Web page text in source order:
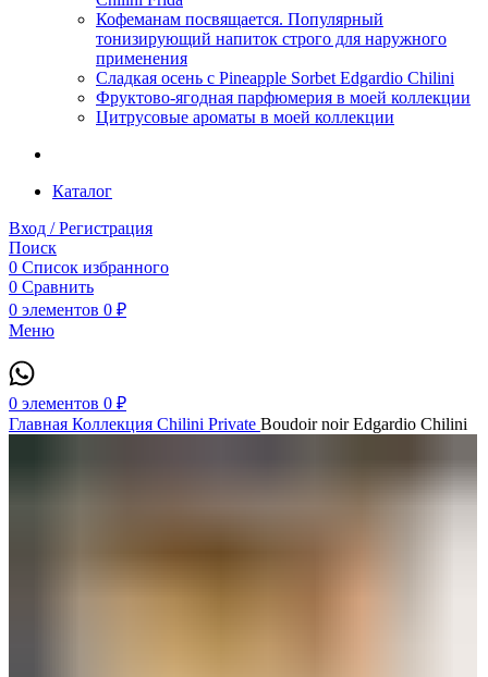
Кофеманам посвящается. Популярный
тонизирующий напиток строго для наружного
применения
Сладкая осень с Pineapple Sorbet Edgardio Chilini
Фруктово-ягодная парфюмерия в моей коллекции
​Цитрусовые ароматы в моей коллекции
Каталог
Вход / Регистрация
Поиск
0 Список избранного
0 Сравнить
0 элементов 0 ₽
Меню
0 элементов 0 ₽
Главная Коллекция Chilini Private Boudoir noir Edgardio Chilini